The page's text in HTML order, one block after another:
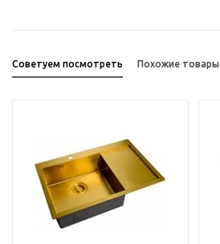
Советуем посмотреть Похожие товары